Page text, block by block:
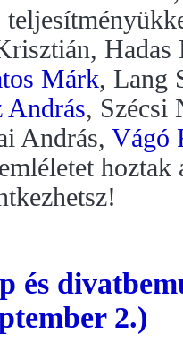
Márk, Lang
András, Szécsi
András, Vágó
hoztak
és
2.)